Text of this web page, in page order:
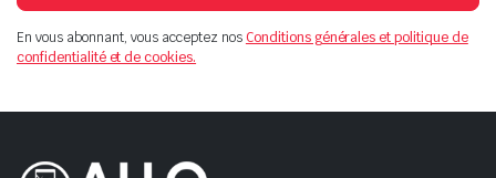
En vous abonnant, vous acceptez nosConditions générales et politique de
confidentialité et de cookies.